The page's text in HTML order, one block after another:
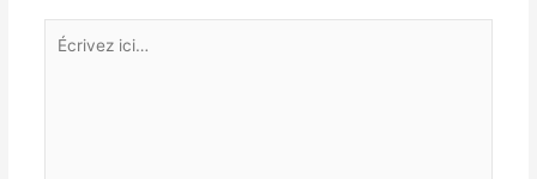
Écrivez
ici…